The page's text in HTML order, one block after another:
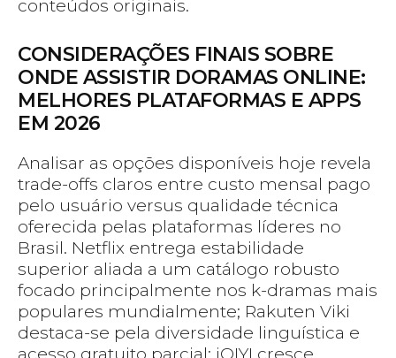
conteúdos originais.
CONSIDERAÇÕES FINAIS SOBRE
ONDE ASSISTIR DORAMAS ONLINE:
MELHORES PLATAFORMAS E APPS
EM 2026
Analisar as opções disponíveis hoje revela
trade-offs claros entre custo mensal pago
pelo usuário versus qualidade técnica
oferecida pelas plataformas líderes no
Brasil. Netflix entrega estabilidade
superior aliada a um catálogo robusto
focado principalmente nos k-dramas mais
populares mundialmente; Rakuten Viki
destaca-se pela diversidade linguística e